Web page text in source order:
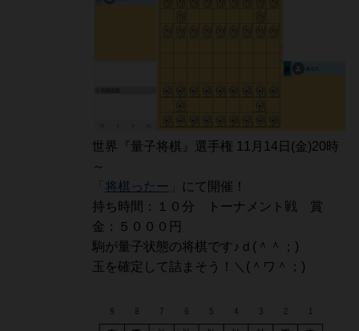
世界『量子将棋』選手権 11月14日(金)20時
～
将棋ったー
にて開催！
持ち時間：１０分 トーナメント戦 賞
金：５０００円
駒が量子状態の将棋です♪ｄ(＾＾；)
玉を確定して詰まそう！＼(＾ワ＾；)